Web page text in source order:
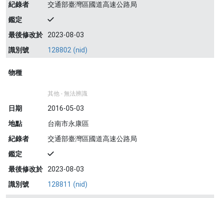
紀錄者
交通部臺灣區國道高速公路局
鑑定
最後修改於 2023-08-03
識別號
128802 (nid)
物種
其他 - 無法辨識
日期
2016-05-03
地點
台南市永康區
紀錄者
交通部臺灣區國道高速公路局
鑑定
最後修改於 2023-08-03
識別號
128811 (nid)